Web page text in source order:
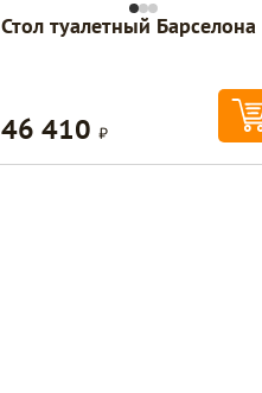
Стол туалетный Барселона
46 410 Р